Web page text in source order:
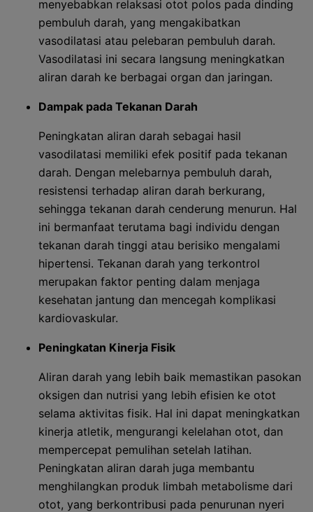
menyebabkan relaksasi otot polos pada dinding
pembuluh darah, yang mengakibatkan
vasodilatasi atau pelebaran pembuluh darah.
Vasodilatasi ini secara langsung meningkatkan
aliran darah ke berbagai organ dan jaringan.
Dampak pada Tekanan Darah
Peningkatan aliran darah sebagai hasil
vasodilatasi memiliki efek positif pada tekanan
darah. Dengan melebarnya pembuluh darah,
resistensi terhadap aliran darah berkurang,
sehingga tekanan darah cenderung menurun. Hal
ini bermanfaat terutama bagi individu dengan
tekanan darah tinggi atau berisiko mengalami
hipertensi. Tekanan darah yang terkontrol
merupakan faktor penting dalam menjaga
kesehatan jantung dan mencegah komplikasi
kardiovaskular.
Peningkatan Kinerja Fisik
Aliran darah yang lebih baik memastikan pasokan
oksigen dan nutrisi yang lebih efisien ke otot
selama aktivitas fisik. Hal ini dapat meningkatkan
kinerja atletik, mengurangi kelelahan otot, dan
mempercepat pemulihan setelah latihan.
Peningkatan aliran darah juga membantu
menghilangkan produk limbah metabolisme dari
otot, yang berkontribusi pada penurunan nyeri